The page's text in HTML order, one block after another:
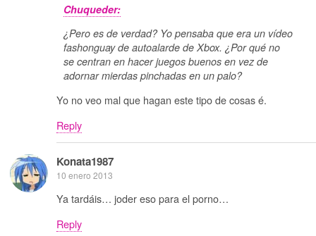
Chuqueder:
¿Pero es de verdad? Yo pensaba que era un vídeo
fashonguay de autoalarde de Xbox. ¿Por qué no
se centran en hacer juegos buenos en vez de
adornar mierdas pinchadas en un palo?
Yo no veo mal que hagan este tipo de cosas é.
Reply
Konata1987
10 enero 2013
Ya tardáis… joder eso para el porno…
Reply